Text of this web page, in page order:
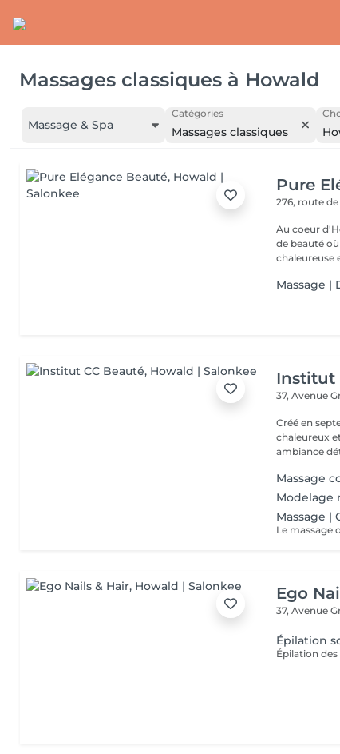
Massages classiques à Howald
Massage & Spa
Catégories
Massages classiques
Pure
276, route
Au coeur
de beauté
chaleureuse
Massage |
Institut
37, Avenue
Créé en
chaleureux
ambiance
Massage
Modelage
Massage |
Ego
37, Avenue
Épilation
Épilation